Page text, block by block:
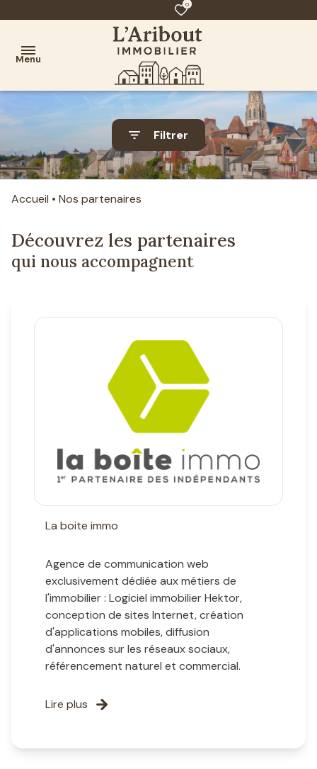
0
Menu
ACHAT
VENTE
Filtrer
Accueil Nos partenaires
Découvrez les partenaires
qui nous accompagnent
La boite immo
Agence de communication web
exclusivement dédiée aux métiers de
l'immobilier : Logiciel immobilier Hektor,
conception de sites Internet, création
d'applications mobiles, diffusion
d'annonces sur les réseaux sociaux,
référencement naturel et commercial.
Lire plus